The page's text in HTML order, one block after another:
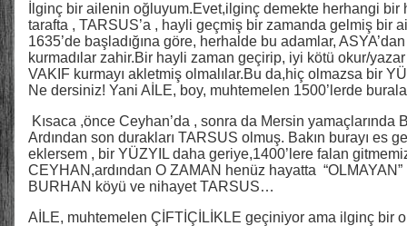
İlginç bir ailenin oğluyum.Evet,ilginç demekte herhangi
tarafta , TARSUS’a , hayli geçmiş bir zamanda gelmiş bir
1635’de başladığına göre, herhalde bu adamlar,
kurmadılar zahir.Bir hayli zaman geçirip, iyi kötü okur/
VAKIF kurmayı akletmiş olmalılar.Bu da,hiç olmazsa bir
Ne dersiniz! Yani AİLE, boy, muhtemelen 1500’lerde
Kısaca ,önce Ceyhan’da , sonra da Mersin
Ardından son durakları TARSUS olmuş. Bakın burayı es
eklersem , bir YÜZYIL daha geriye,1400’lere falan
CEYHAN,ardından O ZAMAN henüz hayatta
BURHAN köyü ve nihayet TARSUS…
AİLE, muhtemelen ÇİFTİÇİLİKLE geçiniyor ama ilginç bir